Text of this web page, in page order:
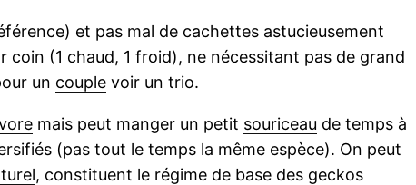
et pas mal de cachettes astucieusement
coin (1 chaud, 1 froid), ne nécessitant pas de grand
un couple voir un trio.
mais peut manger un petit souriceau de temps à
(pas tout le temps la même espèce). On peut
, constituent le régime de base des geckos